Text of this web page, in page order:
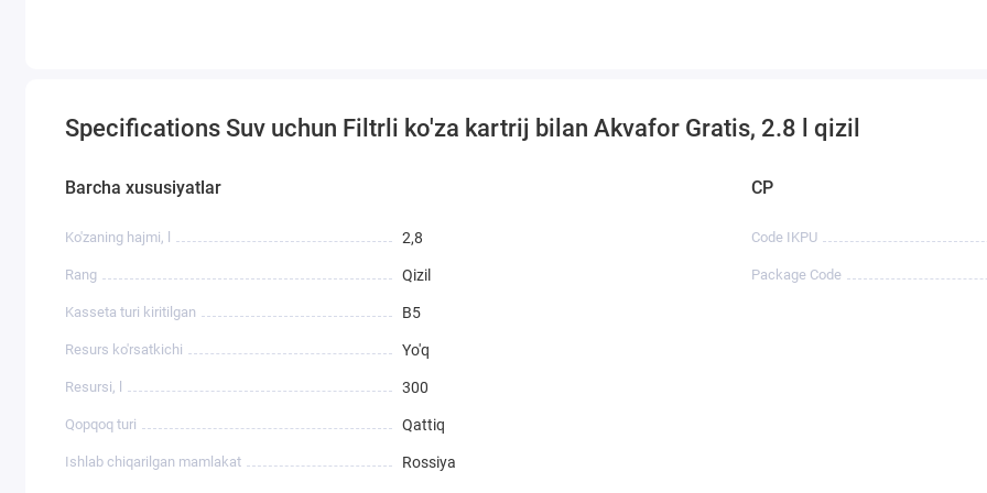
Specifications Suv uchun Filtrli ko'za kartrij bilan Akvafor Gratis, 2.8 l qizil
Barcha xususiyatlar
Ko'zaning hajmi, l 2,8
Rang Qizil
Kasseta turi kiritilgan B5
Resurs ko'rsatkichi Yo'q
Resursi, l 300
Qopqoq turi Qattiq
Ishlab chiqarilgan mamlakat Rossiya
CP
Code IKPU
Package Code